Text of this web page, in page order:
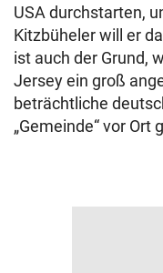
USA durchstarten,
Kitzbüheler will er
ist auch der Grund,
Jersey ein groß
beträchtliche
„Gemeinde“ vor Ort